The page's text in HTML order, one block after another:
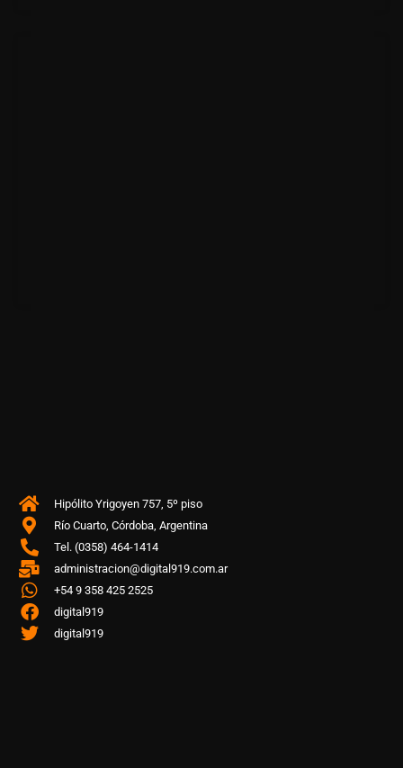
Hipólito Yrigoyen 757, 5º piso
Río Cuarto, Córdoba, Argentina
Tel. (0358) 464-1414
administracion@digital919.com.ar
+54 9 358 425 2525
digital919
digital919